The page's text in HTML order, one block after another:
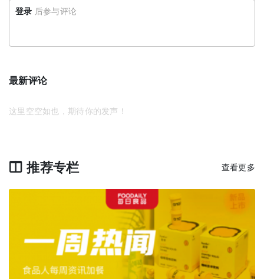
登录 后参与评论
最新评论
这里空空如也，期待你的发声！
推荐专栏 查看更多